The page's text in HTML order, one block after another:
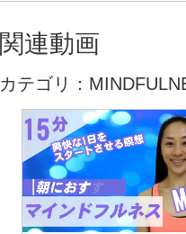
関連動画
カテゴリ：